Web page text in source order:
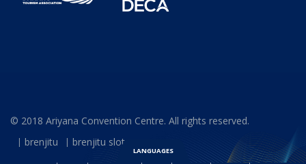
© 2018 Ariyana Convention Centre. All rights reserved.
brenjitu
brenjitu slot
LANGUAGES